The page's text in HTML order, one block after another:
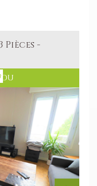
Pièces -